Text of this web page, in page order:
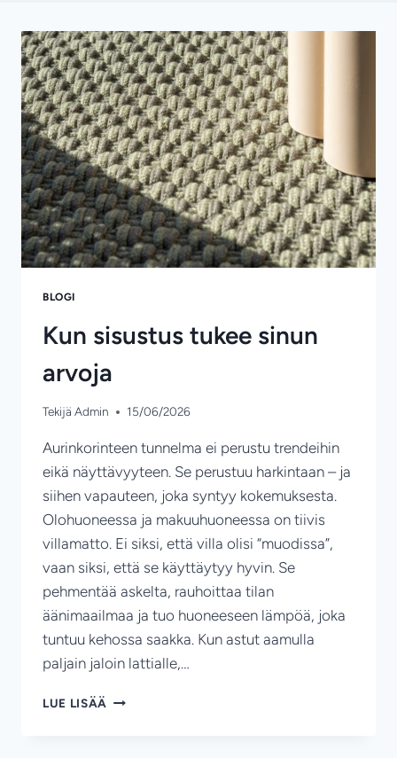
BLOGI
Kun sisustus tukee sinun
arvoja
Tekijä Admin 15/06/2026
Aurinkorinteen tunnelma ei perustu trendeihin
eikä näyttävyyteen. Se perustuu harkintaan – ja
siihen vapauteen, joka syntyy kokemuksesta.
Olohuoneessa ja makuuhuoneessa on tiivis
villamatto. Ei siksi, että villa olisi “muodissa”,
vaan siksi, että se käyttäytyy hyvin. Se
pehmentää askelta, rauhoittaa tilan
äänimaailmaa ja tuo huoneeseen lämpöä, joka
tuntuu kehossa saakka. Kun astut aamulla
paljain jaloin lattialle,…
LUE LISÄÄ KUN